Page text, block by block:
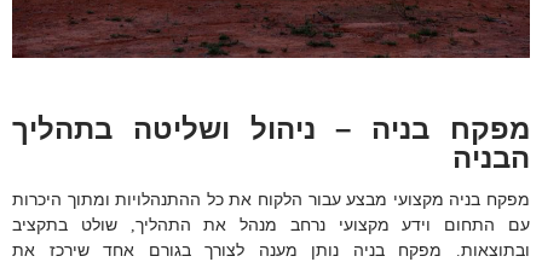
מפקח בניה – ניהול ושליטה בתהליך
הבניה
מפקח בניה מקצועי מבצע עבור הלקוח את כל ההתנהלויות ומתוך היכרות
עם התחום וידע מקצועי נרחב מנהל את התהליך,שולט בתקציב
ובתוצאות. מפקח בניה נותן מענה לצורך בגורם אחד שירכז את